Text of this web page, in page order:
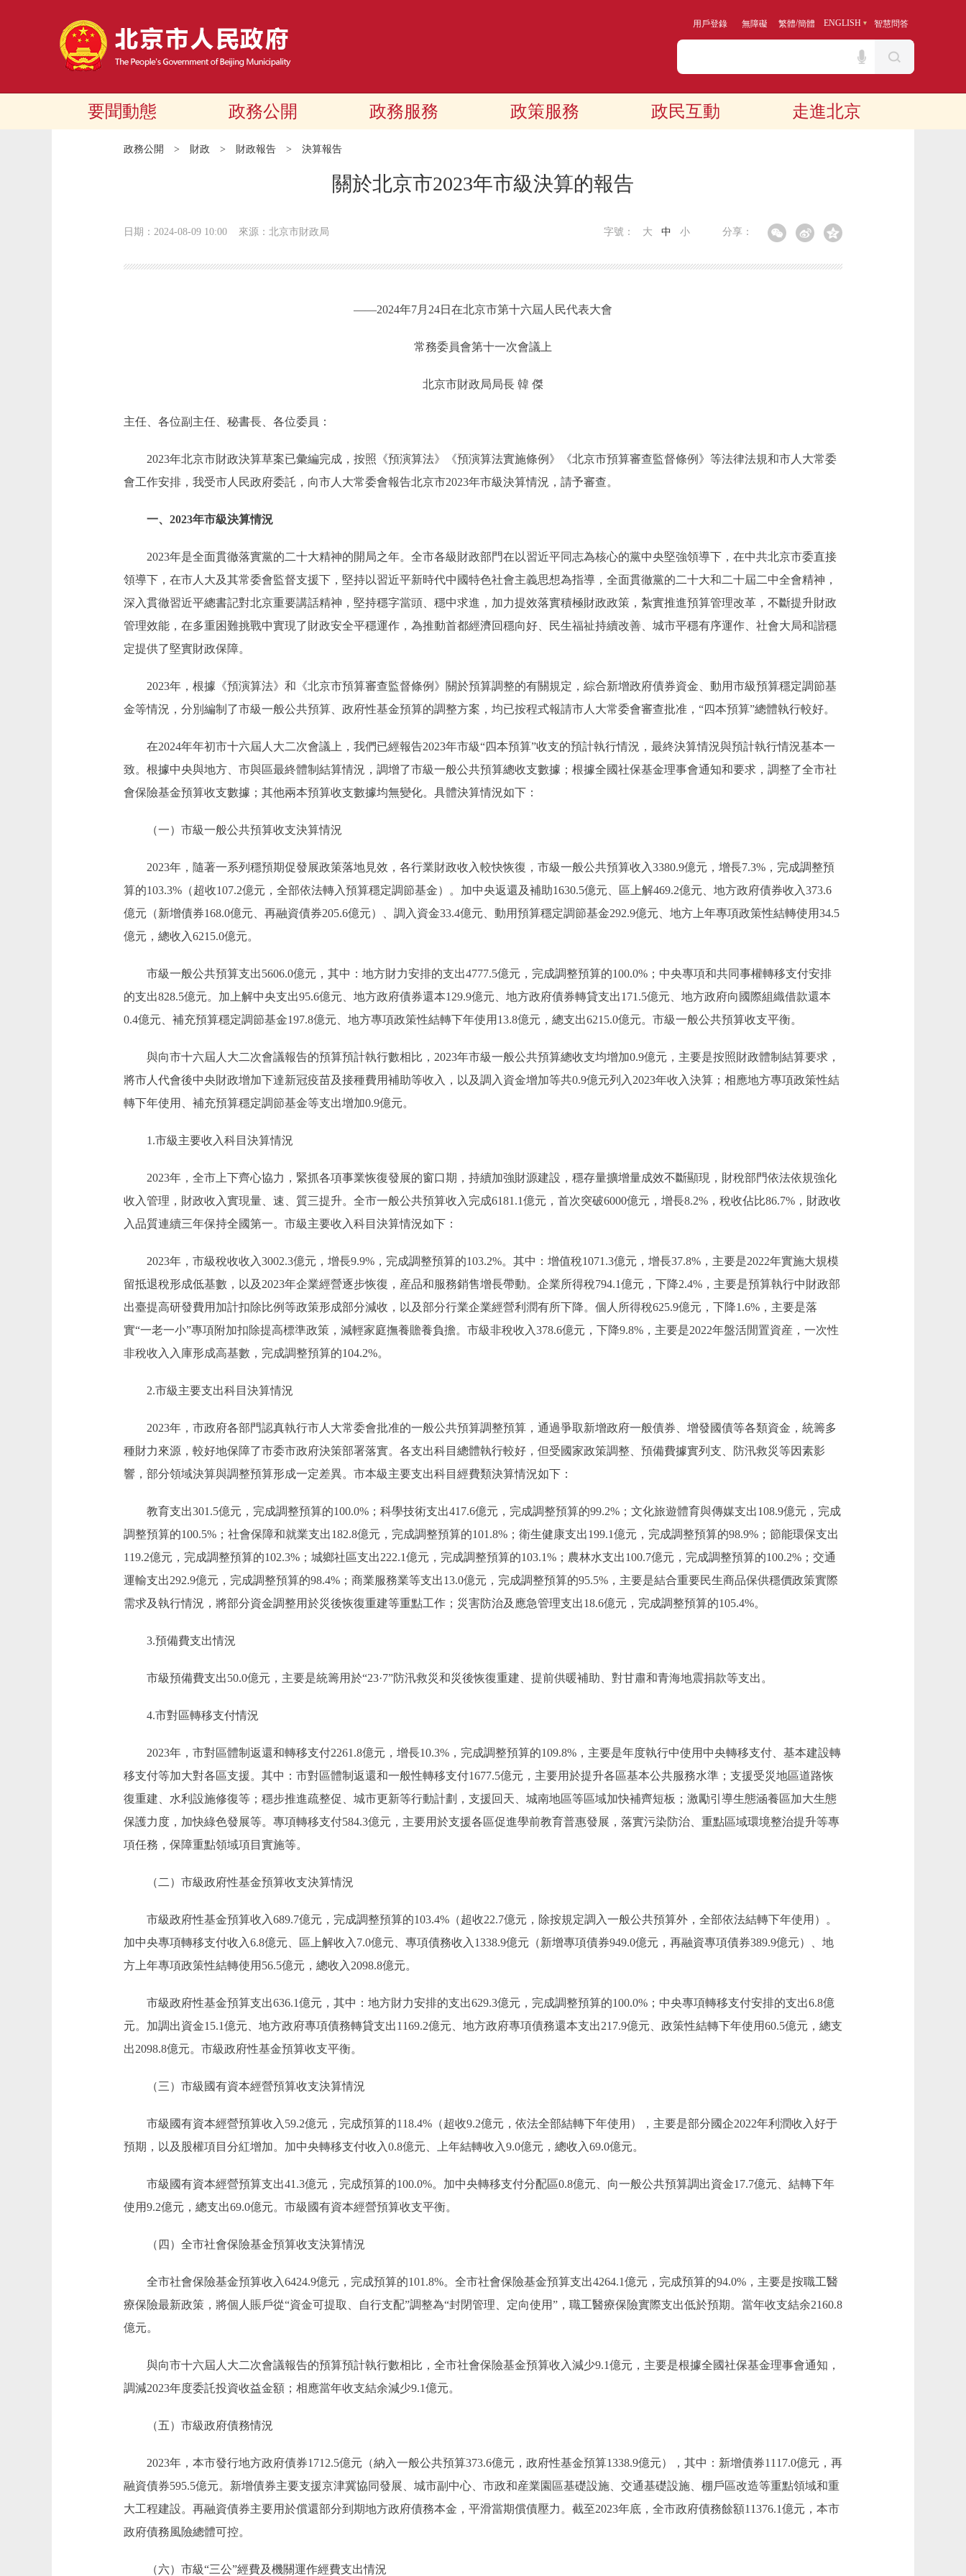
用戶登錄 無障礙 繁體/簡體 ENGLISH 智慧問答
要聞動態 政務公開 政務服務 政策服務 政民互動 走進北京
政務公開 > 財政 > 財政報告 > 決算報告
關於北京市2023年市級決算的報告
日期：2024-08-09 10:00 來源：北京市財政局 分享：
字號： 大 中 小
——2024年7月24日在北京市第十六屆人民代表大會
常務委員會第十一次會議上
北京市財政局局長 韓 傑
主任、各位副主任、秘書長、各位委員：
2023年北京市財政決算草案已彙編完成，按照《預演算法》《預演算法實施條例》《北京市預算審查監督條例》等法律法規和市人大常委
會工作安排，我受市人民政府委託，向市人大常委會報告北京市2023年市級決算情況，請予審查。
一、2023年市級決算情況
2023年是全面貫徹落實黨的二十大精神的開局之年。全市各級財政部門在以習近平同志為核心的黨中央堅強領導下，在中共北京市委直接
領導下，在市人大及其常委會監督支援下，堅持以習近平新時代中國特色社會主義思想為指導，全面貫徹黨的二十大和二十屆二中全會精神，
深入貫徹習近平總書記對北京重要講話精神，堅持穩字當頭、穩中求進，加力提效落實積極財政政策，紮實推進預算管理改革，不斷提升財政
管理效能，在多重困難挑戰中實現了財政安全平穩運作，為推動首都經濟回穩向好、民生福祉持續改善、城市平穩有序運作、社會大局和諧穩
定提供了堅實財政保障。
2023年，根據《預演算法》和《北京市預算審查監督條例》關於預算調整的有關規定，綜合新增政府債券資金、動用市級預算穩定調節基
金等情況，分別編制了市級一般公共預算、政府性基金預算的調整方案，均已按程式報請市人大常委會審查批准，“四本預算”總體執行較好。
在2024年年初市十六屆人大二次會議上，我們已經報告2023年市級“四本預算”收支的預計執行情況，最終決算情況與預計執行情況基本一
致。根據中央與地方、市與區最終體制結算情況，調增了市級一般公共預算總收支數據；根據全國社保基金理事會通知和要求，調整了全市社
會保險基金預算收支數據；其他兩本預算收支數據均無變化。具體決算情況如下：
（一）市級一般公共預算收支決算情況
2023年，隨著一系列穩預期促發展政策落地見效，各行業財政收入較快恢復，市級一般公共預算收入3380.9億元，增長7.3%，完成調整預
算的103.3%（超收107.2億元，全部依法轉入預算穩定調節基金）。加中央返還及補助1630.5億元、區上解469.2億元、地方政府債券收入373.6
億元（新增債券168.0億元、再融資債券205.6億元）、調入資金33.4億元、動用預算穩定調節基金292.9億元、地方上年專項政策性結轉使用34.5
億元，總收入6215.0億元。
市級一般公共預算支出5606.0億元，其中：地方財力安排的支出4777.5億元，完成調整預算的100.0%；中央專項和共同事權轉移支付安排
的支出828.5億元。加上解中央支出95.6億元、地方政府債券還本129.9億元、地方政府債券轉貸支出171.5億元、地方政府向國際組織借款還本
0.4億元、補充預算穩定調節基金197.8億元、地方專項政策性結轉下年使用13.8億元，總支出6215.0億元。市級一般公共預算收支平衡。
與向市十六屆人大二次會議報告的預算預計執行數相比，2023年市級一般公共預算總收支均增加0.9億元，主要是按照財政體制結算要求，
將市人代會後中央財政增加下達新冠疫苗及接種費用補助等收入，以及調入資金增加等共0.9億元列入2023年收入決算；相應地方專項政策性結
轉下年使用、補充預算穩定調節基金等支出增加0.9億元。
1.市級主要收入科目決算情況
2023年，全市上下齊心協力，緊抓各項事業恢復發展的窗口期，持續加強財源建設，穩存量擴增量成效不斷顯現，財稅部門依法依規強化
收入管理，財政收入實現量、速、質三提升。全市一般公共預算收入完成6181.1億元，首次突破6000億元，增長8.2%，稅收佔比86.7%，財政收
入品質連續三年保持全國第一。市級主要收入科目決算情況如下：
2023年，市級稅收收入3002.3億元，增長9.9%，完成調整預算的103.2%。其中：增值稅1071.3億元，增長37.8%，主要是2022年實施大規模
留抵退稅形成低基數，以及2023年企業經營逐步恢復，産品和服務銷售增長帶動。企業所得稅794.1億元，下降2.4%，主要是預算執行中財政部
出臺提高研發費用加計扣除比例等政策形成部分減收，以及部分行業企業經營利潤有所下降。個人所得稅625.9億元，下降1.6%，主要是落
實“一老一小”專項附加扣除提高標準政策，減輕家庭撫養贍養負擔。市級非稅收入378.6億元，下降9.8%，主要是2022年盤活閒置資産，一次性
非稅收入入庫形成高基數，完成調整預算的104.2%。
2.市級主要支出科目決算情況
2023年，市政府各部門認真執行市人大常委會批准的一般公共預算調整預算，通過爭取新增政府一般債券、增發國債等各類資金，統籌多
種財力來源，較好地保障了市委市政府決策部署落實。各支出科目總體執行較好，但受國家政策調整、預備費據實列支、防汛救災等因素影
響，部分領域決算與調整預算形成一定差異。市本級主要支出科目經費類決算情況如下：
教育支出301.5億元，完成調整預算的100.0%；科學技術支出417.6億元，完成調整預算的99.2%；文化旅遊體育與傳媒支出108.9億元，完成
調整預算的100.5%；社會保障和就業支出182.8億元，完成調整預算的101.8%；衛生健康支出199.1億元，完成調整預算的98.9%；節能環保支出
119.2億元，完成調整預算的102.3%；城鄉社區支出222.1億元，完成調整預算的103.1%；農林水支出100.7億元，完成調整預算的100.2%；交通
運輸支出292.9億元，完成調整預算的98.4%；商業服務業等支出13.0億元，完成調整預算的95.5%，主要是結合重要民生商品保供穩價政策實際
需求及執行情況，將部分資金調整用於災後恢復重建等重點工作；災害防治及應急管理支出18.6億元，完成調整預算的105.4%。
3.預備費支出情況
市級預備費支出50.0億元，主要是統籌用於“23·7”防汛救災和災後恢復重建、提前供暖補助、對甘肅和青海地震捐款等支出。
4.市對區轉移支付情況
2023年，市對區體制返還和轉移支付2261.8億元，增長10.3%，完成調整預算的109.8%，主要是年度執行中使用中央轉移支付、基本建設轉
移支付等加大對各區支援。其中：市對區體制返還和一般性轉移支付1677.5億元，主要用於提升各區基本公共服務水準；支援受災地區道路恢
復重建、水利設施修復等；穩步推進疏整促、城市更新等行動計劃，支援回天、城南地區等區域加快補齊短板；激勵引導生態涵養區加大生態
保護力度，加快綠色發展等。專項轉移支付584.3億元，主要用於支援各區促進學前教育普惠發展，落實污染防治、重點區域環境整治提升等專
項任務，保障重點領域項目實施等。
（二）市級政府性基金預算收支決算情況
市級政府性基金預算收入689.7億元，完成調整預算的103.4%（超收22.7億元，除按規定調入一般公共預算外，全部依法結轉下年使用）。
加中央專項轉移支付收入6.8億元、區上解收入7.0億元、專項債務收入1338.9億元（新增專項債券949.0億元，再融資專項債券389.9億元）、地
方上年專項政策性結轉使用56.5億元，總收入2098.8億元。
市級政府性基金預算支出636.1億元，其中：地方財力安排的支出629.3億元，完成調整預算的100.0%；中央專項轉移支付安排的支出6.8億
元。加調出資金15.1億元、地方政府專項債務轉貸支出1169.2億元、地方政府專項債務還本支出217.9億元、政策性結轉下年使用60.5億元，總支
出2098.8億元。市級政府性基金預算收支平衡。
（三）市級國有資本經營預算收支決算情況
市級國有資本經營預算收入59.2億元，完成預算的118.4%（超收9.2億元，依法全部結轉下年使用），主要是部分國企2022年利潤收入好于
預期，以及股權項目分紅增加。加中央轉移支付收入0.8億元、上年結轉收入9.0億元，總收入69.0億元。
市級國有資本經營預算支出41.3億元，完成預算的100.0%。加中央轉移支付分配區0.8億元、向一般公共預算調出資金17.7億元、結轉下年
使用9.2億元，總支出69.0億元。市級國有資本經營預算收支平衡。
（四）全市社會保險基金預算收支決算情況
全市社會保險基金預算收入6424.9億元，完成預算的101.8%。全市社會保險基金預算支出4264.1億元，完成預算的94.0%，主要是按職工醫
療保險最新政策，將個人賬戶從“資金可提取、自行支配”調整為“封閉管理、定向使用”，職工醫療保險實際支出低於預期。當年收支結余2160.8
億元。
與向市十六屆人大二次會議報告的預算預計執行數相比，全市社會保險基金預算收入減少9.1億元，主要是根據全國社保基金理事會通知，
調減2023年度委託投資收益金額；相應當年收支結余減少9.1億元。
（五）市級政府債務情況
2023年，本市發行地方政府債券1712.5億元（納入一般公共預算373.6億元，政府性基金預算1338.9億元），其中：新增債券1117.0億元，再
融資債券595.5億元。新增債券主要支援京津冀協同發展、城市副中心、市政和産業園區基礎設施、交通基礎設施、棚戶區改造等重點領域和重
大工程建設。再融資債券主要用於償還部分到期地方政府債務本金，平滑當期償債壓力。截至2023年底，全市政府債務餘額11376.1億元，本市
政府債務風險總體可控。
（六）市級“三公”經費及機關運作經費支出情況